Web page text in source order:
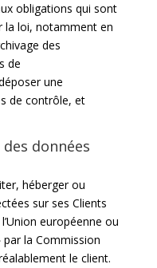
obligations qui sont
la loi, notamment en
des
de
une
de contrôle, et
données
héberger ou
sur ses Clients
européenne ou
la Commission
le client.